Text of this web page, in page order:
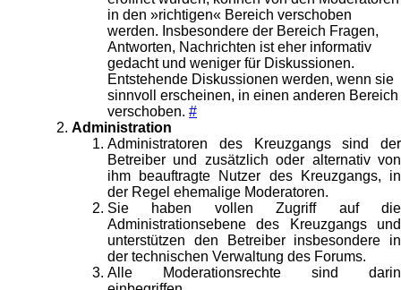
in den »richtigen« Bereich verschoben
werden. Insbesondere der Bereich Fragen,
Antworten, Nachrichten ist eher informativ
gedacht und weniger für Diskussionen.
Entstehende Diskussionen werden, wenn sie
sinnvoll erscheinen, in einen anderen Bereich
verschoben. #
Administration
Administratoren des Kreuzgangs sind der
Betreiber und zusätzlich oder alternativ von
ihm beauftragte Nutzer des Kreuzgangs, in
der Regel ehemalige Moderatoren.
Sie haben vollen Zugriff auf die
Administrationsebene des Kreuzgangs und
unterstützen den Betreiber insbesondere in
der technischen Verwaltung des Forums.
Alle Moderationsrechte sind darin